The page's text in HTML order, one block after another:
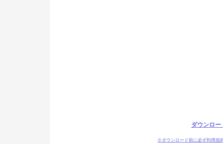
ダウンロー
※ダウンロード前に必ず利用規